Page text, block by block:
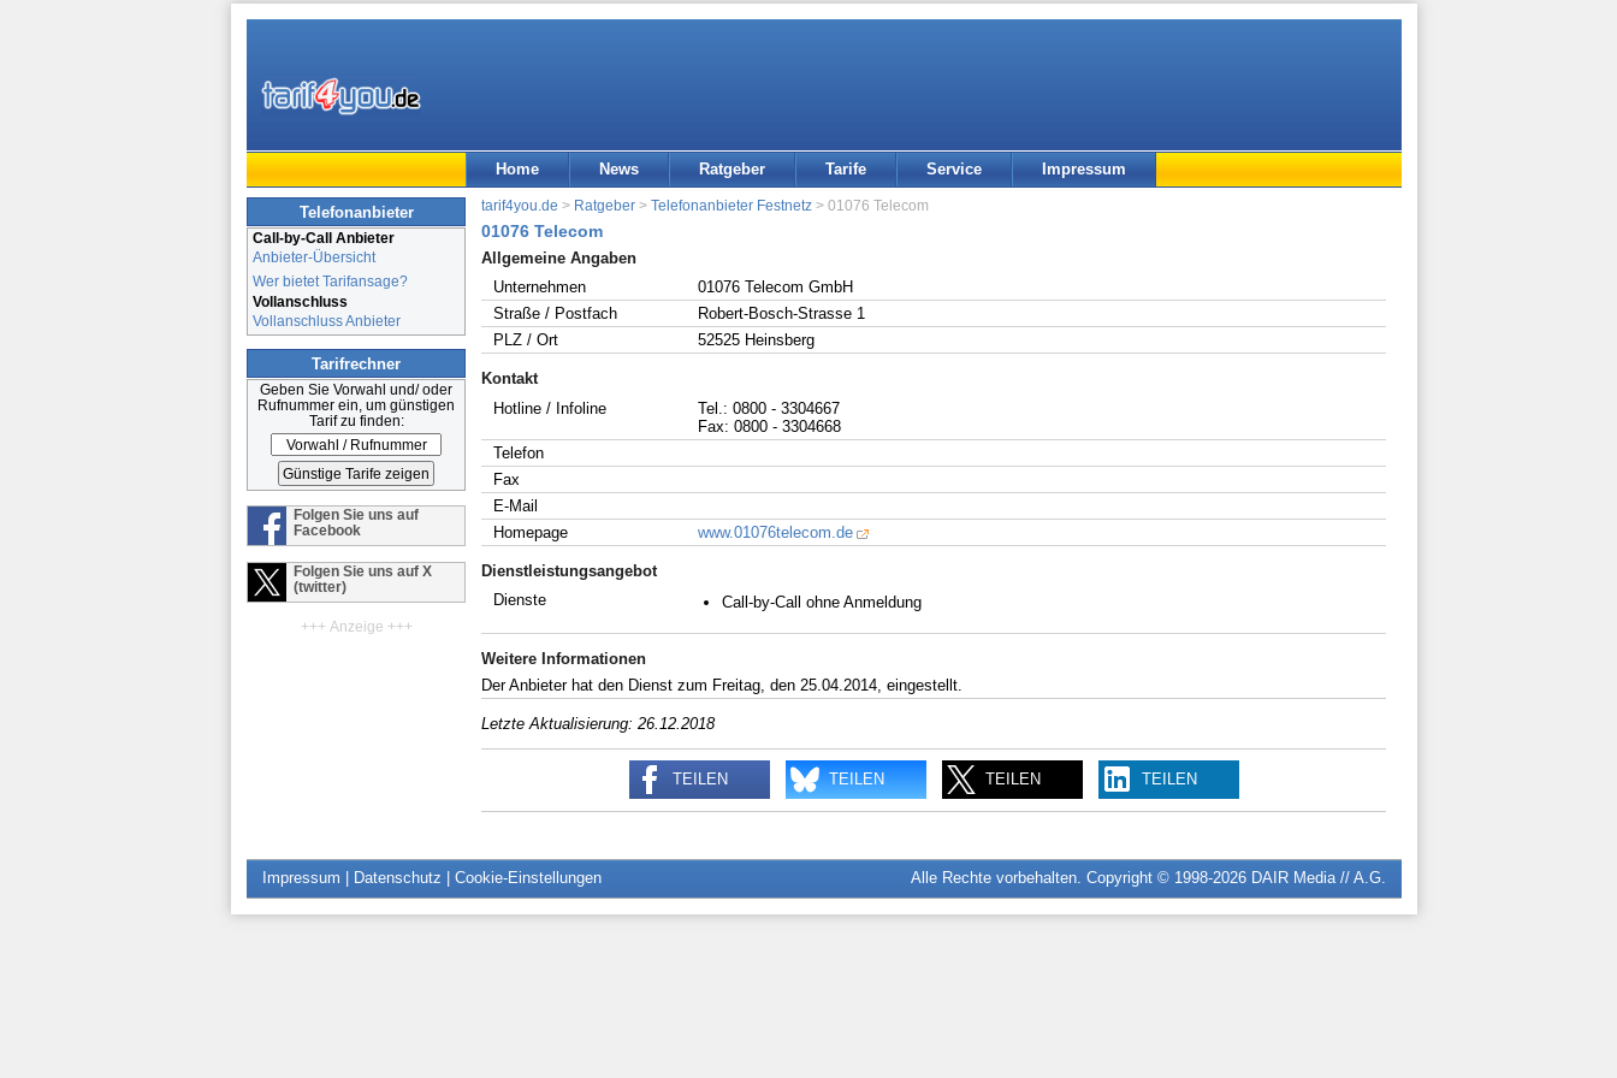
Home News Ratgeber Tarife Service Impressum
Telefonanbieter
Call-by-Call Anbieter
Anbieter-Übersicht
Wer bietet Tarifansage?
Vollanschluss
Vollanschluss Anbieter
Tarifrechner
Geben Sie Vorwahl und/ oder
Rufnummer ein, um günstigen
Tarif zu finden:
Folgen Sie uns auf
Facebook
Folgen Sie uns auf X
(twitter)
+++ Anzeige +++
tarif4you.de > Ratgeber > Telefonanbieter Festnetz > 01076 Telecom
01076 Telecom
Allgemeine Angaben
Unternehmen
01076 Telecom GmbH
Straße / Postfach
Robert-Bosch-Strasse 1
PLZ / Ort
52525 Heinsberg
Kontakt
Hotline / Infoline
Tel.: 0800 - 3304667
Fax: 0800 - 3304668
Telefon
Fax
E-Mail
Homepage
www.01076telecom.de
Dienstleistungsangebot
Dienste
Call-by-Call ohne Anmeldung
Weitere Informationen
Der Anbieter hat den Dienst zum Freitag, den 25.04.2014, eingestellt.
Letzte Aktualisierung: 26.12.2018
TEILEN TEILEN TEILEN TEILEN
Alle Rechte vorbehalten. Copyright © 1998-2026 DAIR Media // A.G.
Impressum Datenschutz Cookie-Einstellungen